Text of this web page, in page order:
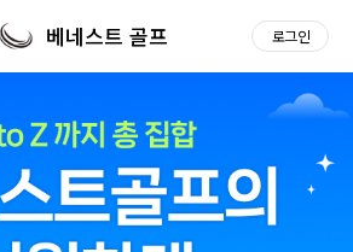
베네스트 골프 로그인